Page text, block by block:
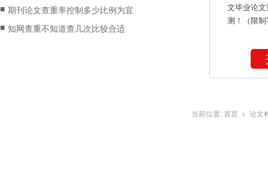
■ 期刊论文查重率控制多少比例为宜
■ 知网查重不知道查几次比较合适
文毕业论
测！（限
当前位置:首页 > 论文